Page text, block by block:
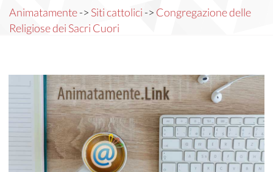
Animatamente-> Siti cattolici -> Congregazione delle
Religiose dei Sacri Cuori